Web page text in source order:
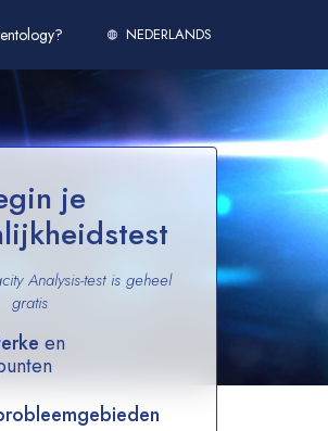
NEDERLANDS
je
Analysis-test is geheel
gratis
en